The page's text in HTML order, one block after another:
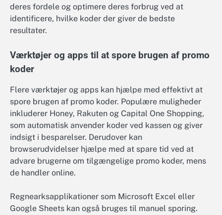
deres fordele og optimere deres forbrug ved at
identificere, hvilke koder der giver de bedste
resultater.
Værktøjer og apps til at spore brugen af promo
koder
Flere værktøjer og apps kan hjælpe med effektivt at
spore brugen af promo koder. Populære muligheder
inkluderer Honey, Rakuten og Capital One Shopping,
som automatisk anvender koder ved kassen og giver
indsigt i besparelser. Derudover kan
browserudvidelser hjælpe med at spare tid ved at
advare brugerne om tilgængelige promo koder, mens
de handler online.
Regnearksapplikationer som Microsoft Excel eller
Google Sheets kan også bruges til manuel sporing.